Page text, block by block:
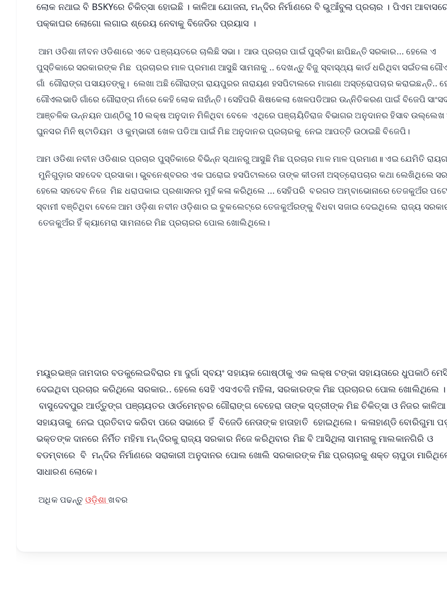
ଲୋକ ନଥାଇ ବି BSKYରେ ଚିକିତ୍ସା ହୋଇଛି । କାଳିଆ ଯୋଜନା, ମନ୍ଦିର ନିର୍ମାଣରେ ବି ଭୁଆଁବୁଲା ପ୍ରଚାର । ପିଏମ
ପକ୍କାଘର ଲୋଗୋ ଲଗାଇ ଶ୍ରେୟ ନେବାକୁ ବିଜେଡିର ପ୍ରୟାସ ।
ଆମ ଓଡିଶା ନୀବନ ଓଡିଶାରେ ଏବେ ପଞ୍ଚାୟତରେ ଚାଲିଛି ସଭା। ଆଉ ପ୍ରଚାର ପାଇଁ ପୁସ୍ତିକା ଛାପିଛନ୍ତି ସରକାର... ହେଲେ ଏ
ପୁସ୍ତିକାରେ ସରକାରଙ୍କ ମିଛ ପ୍ରଚାରର ମାଳ ପ୍ରମାଣ ଆସୁଛି ସାମନାକୁ .. ଦେଖନ୍ତୁ ବିଜୁ ସ୍ବାସ୍ଥ୍ୟ କାର୍ଡ ଧରିଥିବା ସଇଁତଳା
ଗାଁ ଗୌରାଙ୍ଗ ପସାୟତଙ୍କୁ। ଲେଖା ଅଛି ଗୌରାଙ୍ଗ ରାୟପୁରର ନାରାୟଣ ହସପିଟାଲରେ ମାଗଣା ଅସ୍ତ୍ରୋପଚାର କରାଇଛନ୍ତି..
ଗୌଏଲଭାଡି ଗାଁରେ ଗୌରାଙ୍ଗ ନାଁରେ କେହି ଲୋକ ନାହାଁନ୍ତି। ସେହିପରି ଶିଷକେଲା ଖେଳପଡିଆର ଉନ୍ନିତିକରଣ ପାଇଁ ବିଜେପି
ଆଞ୍ଚଳିକ ଉନ୍ନୟନ ପାଣ୍ଠିରୁ 10 ଲକ୍ଷ ଅନୁଦାନ ମିଳିଥିବା ବେଳେ ଏଥିରେ ପଞ୍ଚାୟିତିରାଜ ବିଭାଗର ଅନୁଦାନର ହିସାବ ଉଲ୍ଲେଖ
ଘୁନସର ମିନି ଷ୍ଟାଡିୟମ ଓ କୁମ୍ଭାରୀ ଖେଳ ପଡିଆ ପାଇଁ ମିଛ ଅନୁଦାନର ପ୍ରଚାରକୁ ନେଇ ଆପତ୍ତି ଉଠାଇଛି ବିଜେପି।
ଆମ ଓଡିଶା ନବୀନ ଓଡିଶାର ପ୍ରଚାର ପୁସ୍ତିକାରେ ବିଭିନ୍ନ ସ୍ଥାନରୁ ଆସୁଛି ମିଛ ପ୍ରଚାର ମାଳ ମାଳ ପ୍ରମାଣ॥ ଏଇ ଯେମିତି
ମୁନିଗୁଡ଼ାର ସହଦେବ ପ୍ରସାକା। ଭୁବନେଶ୍ବରର ଏକ ଘରୋଇ ହସପିଟାଲରେ ତାଙ୍କ କୀଡନୀ ଅସ୍ତ୍ରୋପଚାର କଥା ଲେଖିଥିଲେ
ହେଲେ ସହଦେବ ନିଜେ ମିଛ ଧରାପକାଇ ପ୍ରଶାସନର ମୁହଁ କଳା କରିଥିଲେ ... ସେହିପରି ବରଗଡ ଅମ୍ବାଭୋନାରେ ତେଜକୁଅଁର
ସ୍ବାମୀ ବଞ୍ଚିଥିବା ବେଳେ ଆମ ଓଡ଼ିଶା ନବୀନ ଓଡ଼ିଶାର ଇ ବୁକଲେଟ୍‌ରେ ତେଜକୁଅଁରଙ୍କୁ ବିଧବା ସଜାଇ ଦେଇଥିଲେ ରାଜ୍ୟ
ତେଜକୁଅଁର ହିଁ କ୍ୟାମେରା ସାମନାରେ ମିଛ ପ୍ରଚାରର ପୋଲ ଖୋଲିଥିଲେ।
ମୟୁରଭଞ୍ଜ ଜାମଦାର ବଡକୁଲେଇବିରାର ମା ଦୁର୍ଗା ସ୍ବୟଂ ସହାୟକ ଗୋଷ୍ଠୀକୁ ଏକ ଲକ୍ଷ ଟଙ୍କା ସହାୟତାରେ ଧୁପକାଠି
ଦେଇଥିବା ପ୍ରଚାର କରିଥିଲେ ସରକାର.. ହେଲେ ସେହି ଏସଏଚଜି ମହିଳା, ସରକାରଙ୍କ ମିଛ ପ୍ରଚାରର ପୋଲ ଖୋଲିଥିଲେ ।
ବାସୁଦେବପୁର ଆର୍ତ୍ତୁଙ୍ଗ ପଞ୍ଚାୟତର ଓାର୍ଡମେମ୍ବର ଗୌରାଙ୍ଗ ବେହେରା ତାଙ୍କ ସ୍ତ୍ରୀଙ୍କ ମିଛ ଚିକିତ୍ସା ଓ ନିଜର କାଳିଆ
ସହାୟତାକୁ ନେଇ ପ୍ରତିବାଦ କରିବା ପରେ ସଭାରେ ହିଁ ବିଜେଡି ନେତାଙ୍କ ହାତାହାତି ହୋଇଥିଲେ। କଳାହାଣ୍ଡି ବୋରିଗୁମା
ଭକ୍ତଙ୍କ ଦାନରେ ନିର୍ମିତ ମହିମା ମନ୍ଦିରକୁ ରାଜ୍ୟ ସରକାର ନିଜେ କରିଥିବାର ମିଛ ବି ଆସିଥିଲା ସାମନାକୁ ମାଲକାନଗିରି ଓ
ବଡମ୍ବାରେ ବି ମନ୍ଦିର ନିର୍ମାଣରେ ସରାକାରୀ ଅନୁଦାନର ପୋଲ ଖୋଲି ସରକାରଙ୍କ ମିଛ ପ୍ରଚାରକୁ ଶକ୍ତ ଚାପୁଡା
ସାଧାରଣ ଲୋକେ।
ଅଧିକ ପଢନ୍ତୁ ଓଡ଼ିଶାଖବର